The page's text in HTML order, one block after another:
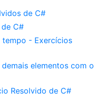
de C#
C#
tempo - Exercícios
elementos com o
Resolvido de C#